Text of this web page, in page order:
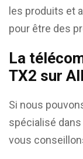
les produits et
pour être des
La
TX2 sur
Si nous
spécialisé
vous